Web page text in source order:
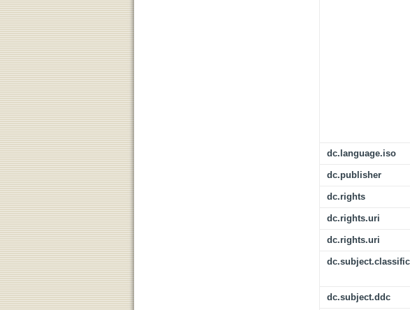
dc.language.iso
dc.publisher
dc.rights
dc.rights.uri
dc.rights.uri
dc.subject.ddc